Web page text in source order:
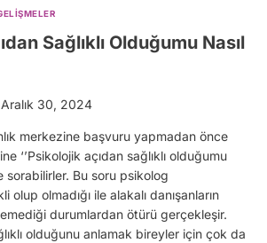
Sağlıklı Olduğumu Nasıl
Aralık 30, 2024
merkezine başvuru yapmadan önce
‘’Psikolojik açıdan sağlıklı olduğumu
sorabilirler. Bu soru psikolog
olup olmadığı ile alakalı danışanların
durumlardan ötürü gerçekleşir.
olduğunu anlamak bireyler için çok da